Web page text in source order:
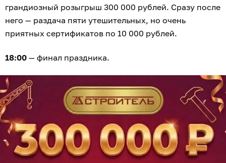
грандиозный розыгрыш 300 000 рублей. Сразу после
него — раздача пяти утешительных, но очень
приятных сертификатов по 10 000 рублей.
18:00 — финал праздника.